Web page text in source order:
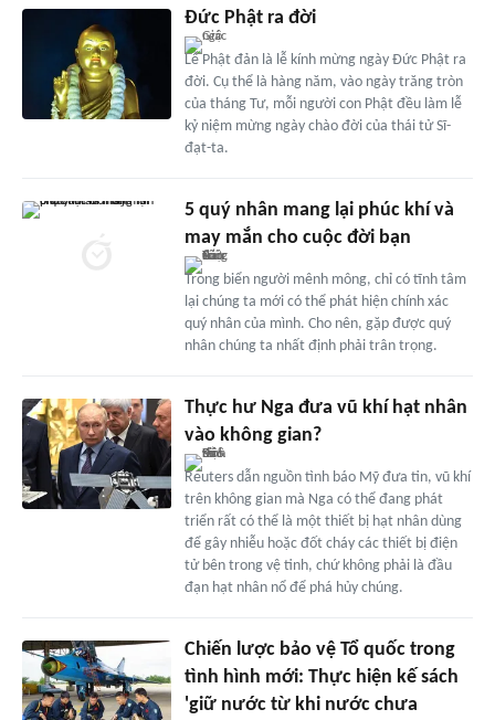
Đức Phật ra đời
Lễ Phật đản là lễ kính mừng ngày Đức Phật ra
đời. Cụ thể là hàng năm, vào ngày trăng tròn
của tháng Tư, mỗi người con Phật đều làm lễ
kỷ niệm mừng ngày chào đời của thái tử Sĩ-
đạt-ta.
5 quý nhân mang lại phúc khí và
may mắn cho cuộc đời bạn
Trong biển người mênh mông, chỉ có tĩnh tâm
lại chúng ta mới có thể phát hiện chính xác
quý nhân của mình. Cho nên, gặp được quý
nhân chúng ta nhất định phải trân trọng.
Thực hư Nga đưa vũ khí hạt nhân
vào không gian?
Reuters dẫn nguồn tình báo Mỹ đưa tin, vũ khí
trên không gian mà Nga có thể đang phát
triển rất có thể là một thiết bị hạt nhân dùng
để gây nhiễu hoặc đốt cháy các thiết bị điện
tử bên trong vệ tinh, chứ không phải là đầu
đạn hạt nhân nổ để phá hủy chúng.
Chiến lược bảo vệ Tổ quốc trong
tình hình mới: Thực hiện kế sách
'giữ nước từ khi nước chưa